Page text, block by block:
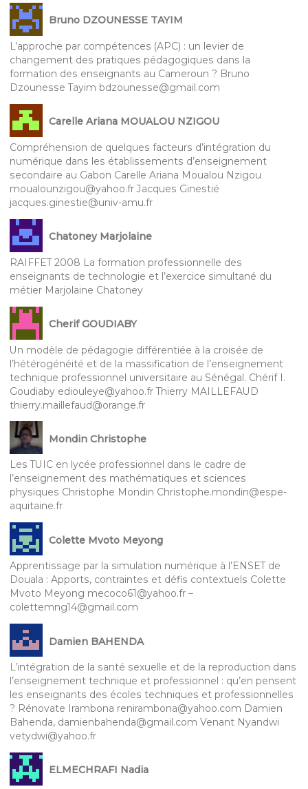
Bruno DZOUNESSE TAYIM
L’approche par compétences (APC) : un levier de
changement des pratiques pédagogiques dans la
formation des enseignants au Cameroun ? Bruno
Dzounesse Tayim bdzounesse@gmail.com
Carelle Ariana MOUALOU NZIGOU
Compréhension de quelques facteurs d’intégration du
numérique dans les établissements d’enseignement
secondaire au Gabon Carelle Ariana Moualou Nzigou
moualounzigou@yahoo.fr Jacques Ginestié
jacques.ginestie@univ-amu.fr
Chatoney Marjolaine
RAIFFET 2008 La formation professionnelle des
enseignants de technologie et l’exercice simultané du
métier Marjolaine Chatoney
Cherif GOUDIABY
Un modèle de pédagogie différentiée à la croisée de
l’hétérogénéité et de la massification de l’enseignement
technique professionnel universitaire au Sénégal. Chérif I.
Goudiaby ediouleye@yahoo.fr Thierry MAILLEFAUD
thierry.maillefaud@orange.fr
Mondin Christophe
Les TUIC en lycée professionnel dans le cadre de
l’enseignement des mathématiques et sciences
physiques Christophe Mondin Christophe.mondin@espe-
aquitaine.fr
Colette Mvoto Meyong
Apprentissage par la simulation numérique à l’ENSET de
Douala : Apports, contraintes et défis contextuels Colette
Mvoto Meyong mecoco61@yahoo.fr –
colettemng14@gmail.com
Damien BAHENDA
L’intégration de la santé sexuelle et de la reproduction dans
l’enseignement technique et professionnel : qu’en pensent
les enseignants des écoles techniques et professionnelles
? Rénovate Irambona renirambona@yahoo.com Damien
Bahenda, damienbahenda@gmail.com Venant Nyandwi
vetydwi@yahoo.fr
ELMECHRAFI Nadia